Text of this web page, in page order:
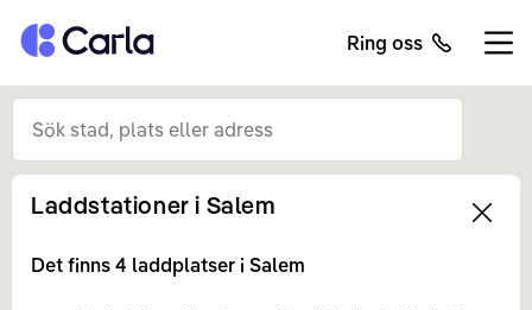
Tillbaka till startsidan Ring oss
Left
Laddstationer i Salem
Det finns 4 laddplatser i Salem